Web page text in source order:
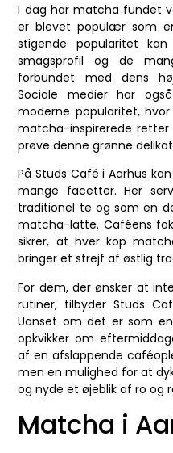
I dag har matcha fundet
er blevet populær som
stigende popularitet
smagsprofil og de
forbundet med dens
Sociale medier har
moderne popularitet,
matcha-inspirerede retter
prøve denne grønne
På Studs Café i Aarhus
mange facetter. Her
traditionel te og som en
matcha-latte. Caféens
sikrer, at hver kop
bringer et strejf af østlig
For dem, der ønsker at
rutiner, tilbyder Studs
Uanset om det er som
opkvikker om
af en afslappende
men en mulighed for at
og nyde et øjeblik af ro og
Matcha i